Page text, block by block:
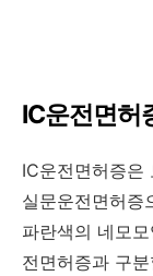
IC운전면허
IC운전면허증은
실문운전면허증
파란색의 네모
전면허증과 구